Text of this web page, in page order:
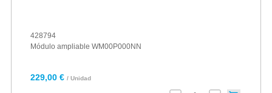
428794
Módulo ampliable WM00P000NN
229,00 € / Unidad